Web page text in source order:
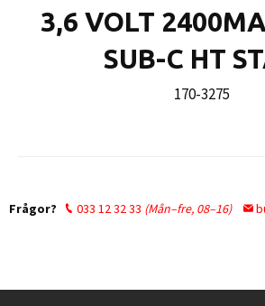
3,6 VOLT
SUB-C HT
170-3275
Frågor? 033 12 32 33 (Mån–fre, 08–16)